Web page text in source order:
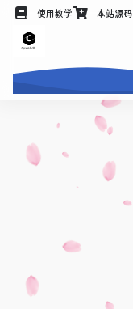
使用教学 本站源码